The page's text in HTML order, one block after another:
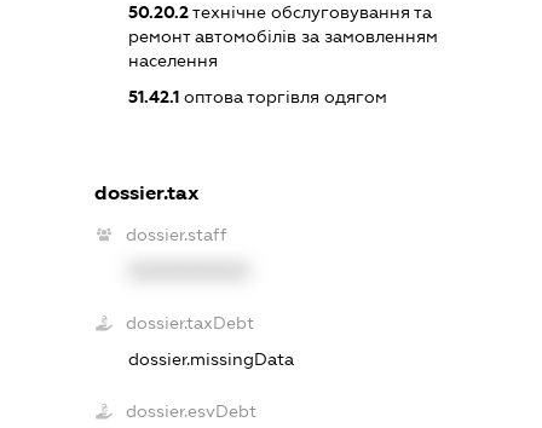
50.20.2технічне обслуговування та
ремонт автомобілів за замовленням
населення
51.42.1 оптова торгівля одягом
dossier.tax
dossier.staff
dossier.taxDebt
dossier.missingData
dossier.esvDebt